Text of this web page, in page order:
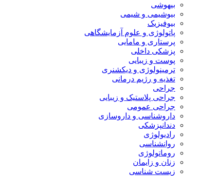
بیهوشی
بیوشیمی و شیمی
بیوفیزیک
پاتولوژی و علوم آزمایشگاهی
پرستاری و مامایی
پزشکی داخلی
پوست و زیبایی
ترمینولوژی و دیکشنری
تغذیه و رژیم درمانی
جراحی
جراحی پلاستیک و زیبایی
جراحی عمومی
داروشناسی و داروسازی
دندانپزشکی
رادیولوژی
روانشناسی
روماتولوژی
زنان و زایمان
زیست شناسی